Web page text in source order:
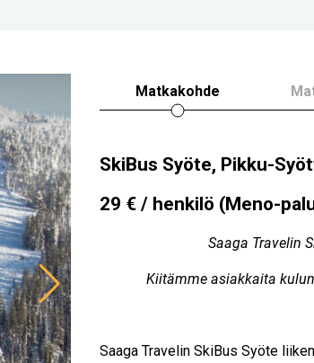
Matkakohde
SkiBus Syöte, Pikku-
29 € / henkilö (Meno-
Saaga Travelin
Kiitämme asiakkaita
Saaga Travelin SkiBus Syöte